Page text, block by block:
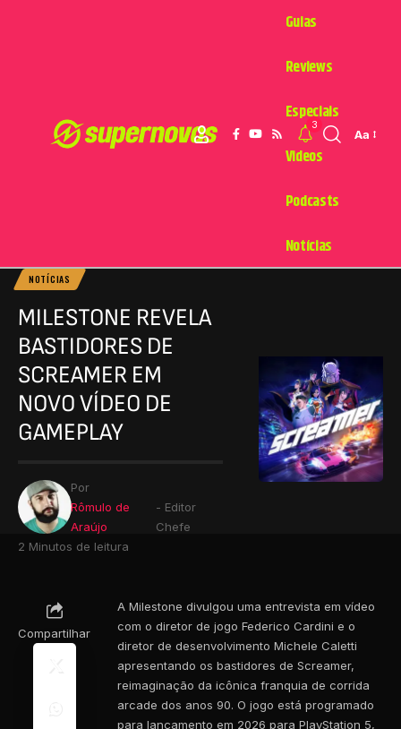
Guias
Reviews
Especiais
Videos
Podcasts
Notícias
3
Aa
NOTÍCIAS
MILESTONE REVELA
BASTIDORES DE
SCREAMER EM
NOVO VÍDEO DE
GAMEPLAY
Por
Rômulo de
Araújo
- Editor
Chefe
2 Minutos de leitura
Compartilhar
A Milestone divulgou uma entrevista em vídeo
com o diretor de jogo Federico Cardini e o
diretor de desenvolvimento Michele Caletti
apresentando os bastidores de Screamer,
reimaginação da icônica franquia de corrida
arcade dos anos 90. O jogo está programado
para lançamento em 2026 para PlayStation 5,